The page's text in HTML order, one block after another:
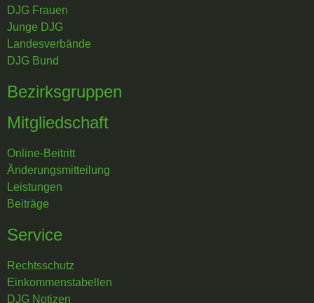
DJG Frauen
Junge DJG
Landesverbände
DJG Bund
Bezirksgruppen
Mitgliedschaft
Online-Beitritt
Änderungsmitteilung
Leistungen
Beiträge
Service
Rechtsschutz
Einkommenstabellen
DJG Notizen